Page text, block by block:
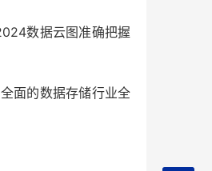
数据云图准确把握
面的数据存储行业全